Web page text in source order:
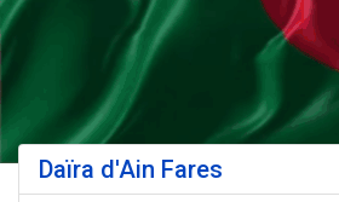
Daïra d'Ain Fares